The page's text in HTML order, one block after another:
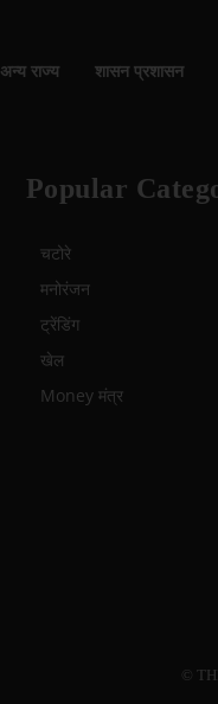
अन्य राज्य शासन प्रशासन
Popular
चटोरे
मनोरंजन
ट्रेंडिंग
खेल
Money मंत्र
©